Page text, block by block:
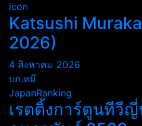
icon
Katsushi
2026)
4 สิงหาคม 2026
บก.หมี
JapanRanking
เรตติ้งการ์ตูนทีวี